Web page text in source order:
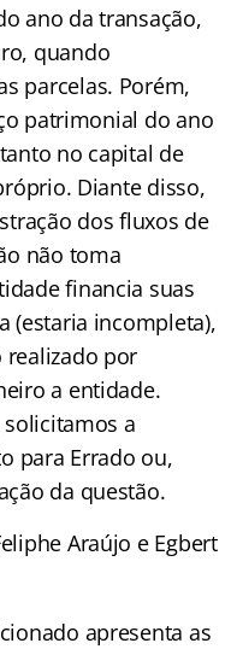
ano da transação,
quando
parcelas. Porém,
patrimonial do ano
no capital de
Diante disso,
dos fluxos de
não toma
financia suas
(estaria incompleta),
realizado por
a entidade.
a
para Errado ou,
da questão.
Araújo e Egbert
apresenta as